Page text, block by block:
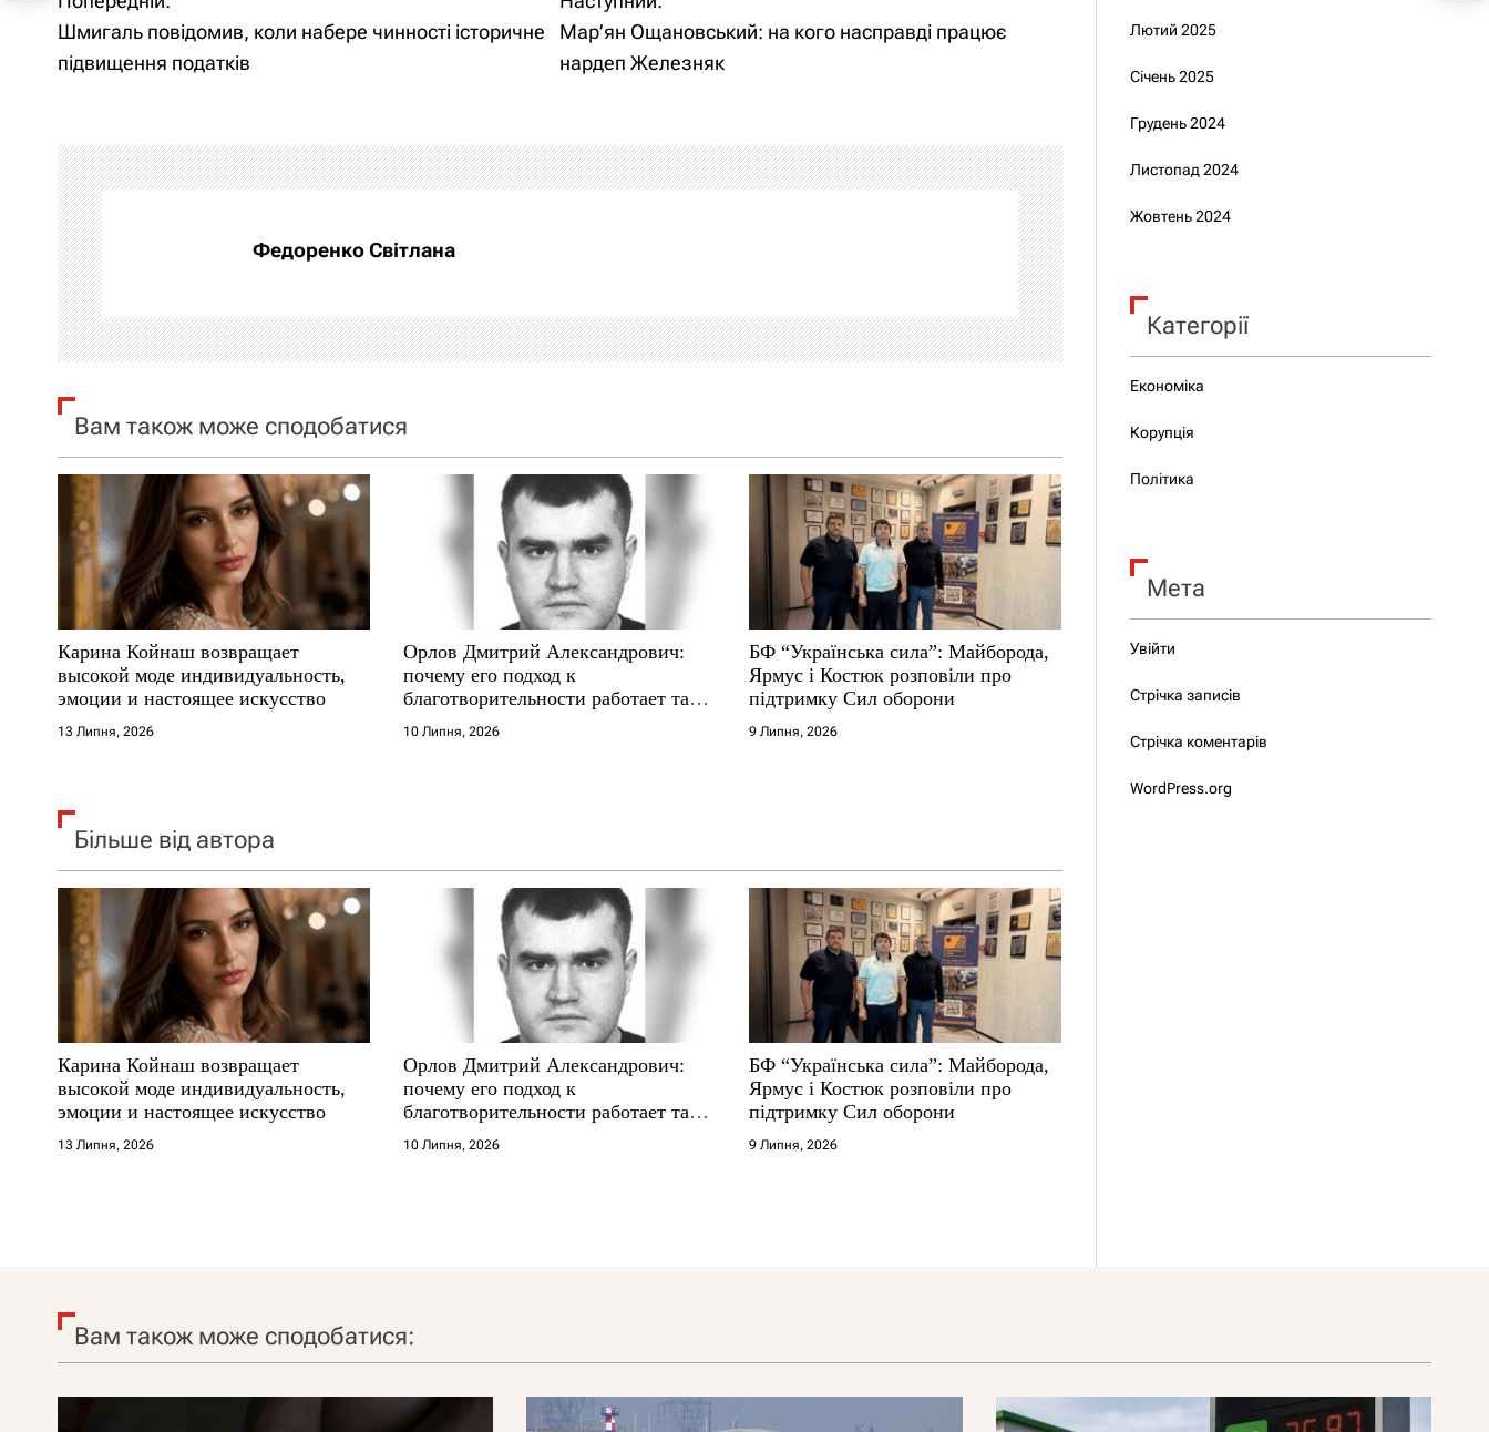
Н
а
і
г
а
ц
і
я
а
п
и
с
і
в
Шмигаль повідомив, коли набере чинності історичне
підвищення податків
Мар’ян Ощановський: на кого насправді працює
нардеп Железняк
Федоренко Світлана
Вам також може сподобатися
Карина Койнаш возвращает
высокой моде индивидуальность,
эмоции и настоящее искусство
13 Липня, 2026
Орлов Дмитрий Александрович:
почему его подход к
благотворительности работает там,
где другие не выдерживают
10 Липня, 2026
БФ “Українська сила”: Майборода,
Ярмус і Костюк розповіли про
підтримку Сил оборони
9 Липня, 2026
Більше від автора
Карина Койнаш возвращает
высокой моде индивидуальность,
эмоции и настоящее искусство
13 Липня, 2026
Орлов Дмитрий Александрович:
почему его подход к
благотворительности работает там,
где другие не выдерживают
10 Липня, 2026
БФ “Українська сила”: Майборода,
Ярмус і Костюк розповіли про
підтримку Сил оборони
9 Липня, 2026
Лютий 2025
Січень 2025
Грудень 2024
Листопад 2024
Жовтень 2024
Категорії
Економіка
Корупція
Політика
Мета
Увійти
Стрічка записів
Стрічка коментарів
WordPress.org
Вам також може сподобатися: